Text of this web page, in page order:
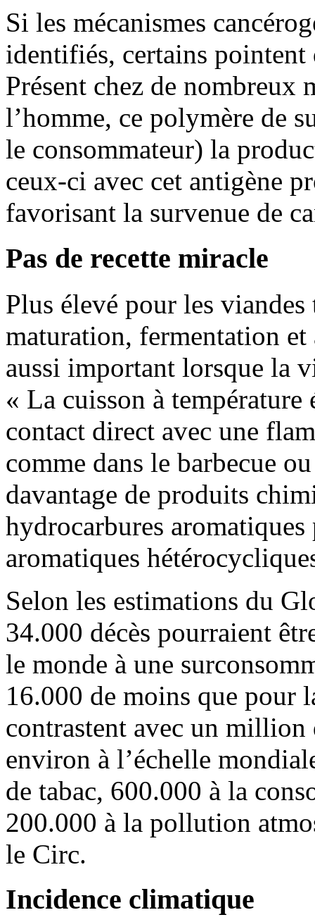
Si les mécanismes
identifiés, certains
Présent chez de nombreux
l’homme, ce polymère de
le consommateur) la
ceux-ci avec cet antigène
favorisant la survenue de
Pas de recette miracle
Plus élevé pour les
maturation, fermentation
aussi important lorsque la
« La cuisson à
contact direct avec une
comme dans le barbecue
davantage de produits
hydrocarbures
aromatiques
Selon les estimations du
34.000 décès pourraient
le monde à une
16.000 de moins que pour
contrastent avec un million
environ à l’échelle
de tabac, 600.000 à la
200.000 à la pollution
le Circ.
Incidence climatique